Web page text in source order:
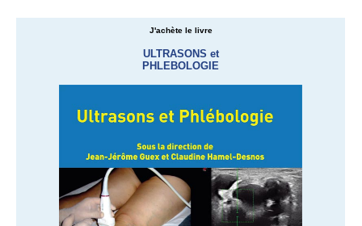
J'achète le livre
ULTRASONS et
PHLEBOLOGIE